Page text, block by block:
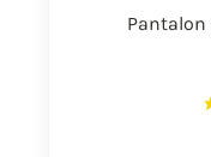
Pantalon